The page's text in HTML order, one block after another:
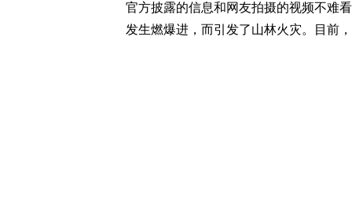
官方披露的信息和网友拍摄的视频不难
发生燃爆进，而引发了山林火灾。目前